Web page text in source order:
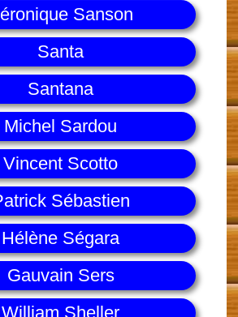
Sanson
Santa
Santana
Michel Sardou
Vincent Scotto
Sébastien
Hélène Ségara
Gauvain Sers
William Sheller